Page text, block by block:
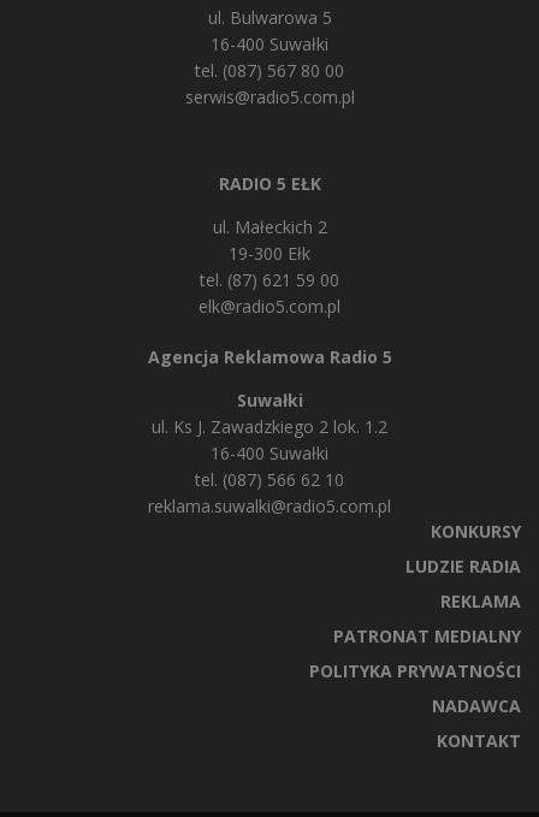
ul. Bulwarowa 5
16-400 Suwałki
tel. (087) 567 80 00
serwis@radio5.com.pl
RADIO 5 EŁK
ul. Małeckich 2
19-300 Ełk
tel. (87) 621 59 00
elk@radio5.com.pl
Agencja Reklamowa Radio 5
Suwałki
ul. Ks J. Zawadzkiego 2 lok. 1.2
16-400 Suwałki
tel. (087) 566 62 10
reklama.suwalki@radio5.com.pl
KONKURSY
LUDZIE RADIA
REKLAMA
PATRONAT MEDIALNY
POLITYKA PRYWATNOŚCI
NADAWCA
KONTAKT